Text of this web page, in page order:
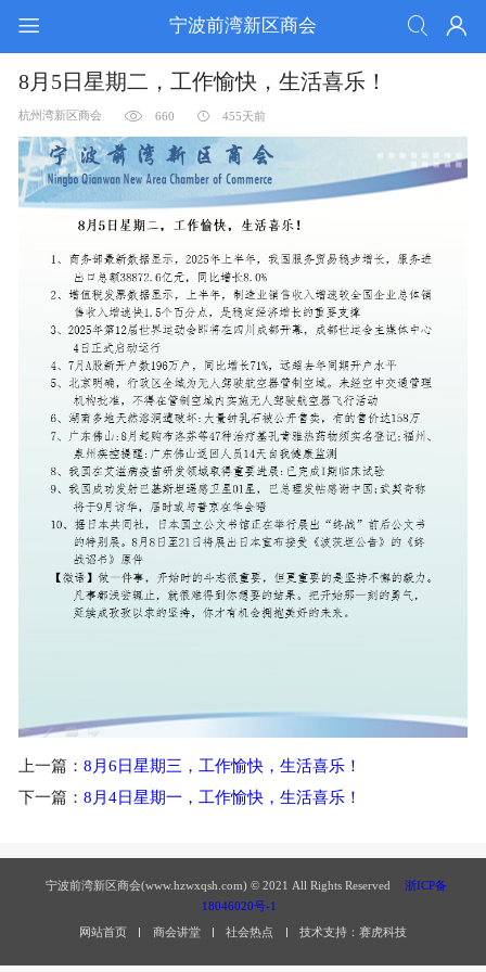
宁波前湾新区商会
活动锦集
8月5日星期二，工作愉快，生活喜乐！
杭州湾新区商会 660 455天前
上一篇： 8月6日星期三，工作愉快，生活喜乐！
下一篇： 8月4日星期一，工作愉快，生活喜乐！
宁波前湾新区商会(www.hzwxqsh.com) © 2021 All Rights Reserved
浙ICP备
18046020号-1
网站首页
商会讲堂 社会热点 技术支持：赛虎科技